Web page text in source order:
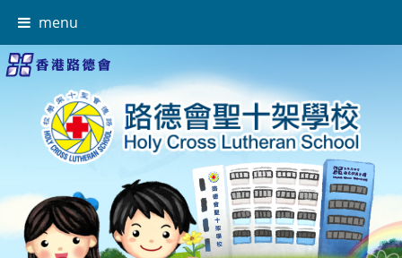
menu